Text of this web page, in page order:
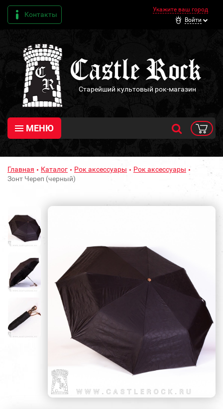
Контакты
Укажите ваш город
Войти
Старейший культовый рок-магазин
МЕНЮ
Главная Каталог Рок аксессуары
Рок аксессуары
Зонт Череп (черный)